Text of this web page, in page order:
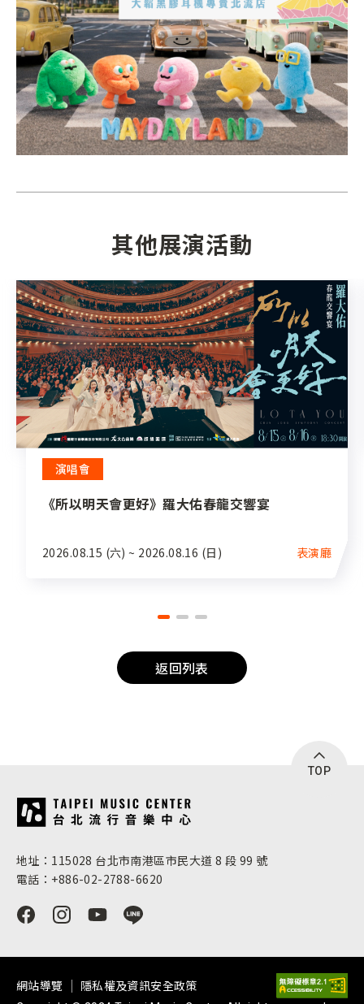
其他展演活動
演唱會
《所以明天會更好》羅大佑春龍交響宴
2026.08.15 (六) ~ 2026.08.16 (日) 表演廳
返回列表
TOP
:::
地址：115028 台北市南港區市民大道 8 段 99 號
電話：+886-02-2788-6620
網站導覽 隱私權及資訊安全政策